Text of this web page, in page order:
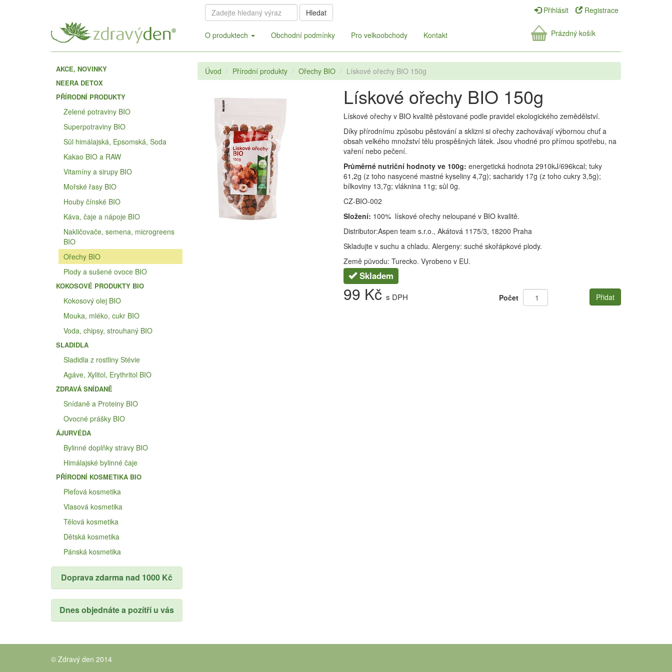
Hledat Přihlásit Registrace
O produktech Obchodní podmínky Pro velkoobchody Kontakt Prázdný košík
AKCE, NOVINKY
NEERA DETOX
PŘÍRODNÍ PRODUKTY
Zelené potraviny BIO
Superpotraviny BIO
Sůl himálajská, Epsomská, Soda
Kakao BIO a RAW
Vitamíny a sirupy BIO
Mořské řasy BIO
Houby čínské BIO
Káva, čaje a nápoje BIO
Nakličovače, semena, microgreens
BIO
Ořechy BIO
Plody a sušené ovoce BIO
KOKOSOVÉ PRODUKTY BIO
Kokosový olej BIO
Mouka, mléko, cukr BIO
Voda, chipsy, strouhaný BIO
SLADIDLA
Sladidla z rostliny Stévie
Agáve, Xylitol, Erythritol BIO
ZDRAVÁ SNÍDANĚ
Snídaně a Proteiny BIO
Ovocné prášky BIO
ÁJURVÉDA
Bylinné doplňky stravy BIO
Himálajské bylinné čaje
PŘÍRODNÍ KOSMETIKA BIO
Pleťová kosmetika
Vlasová kosmetika
Tělová kosmetika
Dětská kosmetika
Pánská kosmetika
Doprava zdarma nad 1000 Kč
Dnes objednáte a pozítří u vás
Úvod Přírodní produkty Ořechy BIO Lískové ořechy BIO 150g
Lískové ořechy BIO 150g
Lískové ořechy v BIO kvalitě pěstované podle pravidel ekologického zemědělství.
Díky přírodnímu způsobu pěstování a sklizni si ořechy zachovávají výbornou chuť a
obsah velkého množství tělu prospěšných látek. Jsou vhodné pro přímou spotřebu, na
vaření nebo pečení.
Průměrné nutriční hodnoty ve 100g: energetická hodnota 2910kJ/696kcal; tuky
61,2g (z toho nasycené mastné kyseliny 4,7g); sacharidy 17g (z toho cukry 3,5g);
bílkoviny 13,7g; vláknina 11g; sůl 0g.
CZ-BIO-002
Složení: 100% lískové ořechy neloupané v BIO kvalitě.
Distributor:Aspen team s.r.o., Akátová 1175/3, 18200 Praha
Skladujte v suchu a chladu. Alergeny: suché skořápkové plody.
Země původu: Turecko. Vyrobeno v EU.
Skladem
99 Kč s DPH Počet Přidat
© Zdravý den 2014